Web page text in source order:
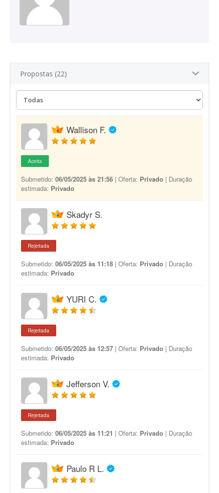
Propostas (22)
Wallison F.
Aceita
Submetido: 06/05/2025 às 21:56 | Oferta: Privado | Duração
estimada: Privado
Skadyr S.
Rejeitada
Submetido: 06/05/2025 às 11:18 | Oferta: Privado | Duração
estimada: Privado
YURI C.
Rejeitada
Submetido: 06/05/2025 às 12:57 | Oferta: Privado | Duração
estimada: Privado
Jefferson V.
Rejeitada
Submetido: 06/05/2025 às 11:21 | Oferta: Privado | Duração
estimada: Privado
Paulo R L.